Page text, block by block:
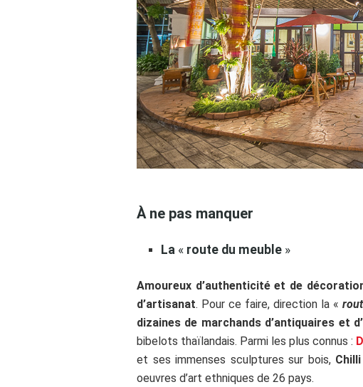
À ne pas manquer
La « route du meuble »
Amoureux d’authenticité et de
d’artisanat. Pour ce faire, direction la «
dizaines de marchands d’antiquaires et
bibelots thaïlandais. Parmi les plus connus :
et ses immenses sculptures sur bois,
oeuvres d’art ethniques de 26 pays.